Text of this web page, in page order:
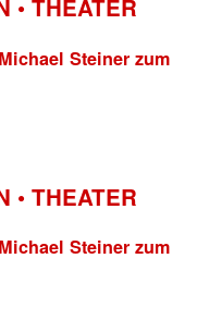
• THEATER
Steiner zum
• THEATER
Steiner zum